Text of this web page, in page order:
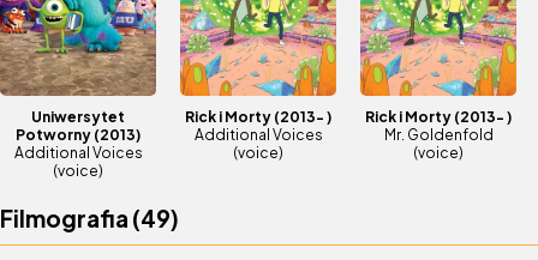
Uniwersytet
Potworny (2013)
Additional Voices
(voice)
Rick i Morty (2013- )
Additional Voices
(voice)
Rick i Morty (2013- )
Mr. Goldenfold
(voice)
Filmografia (49)